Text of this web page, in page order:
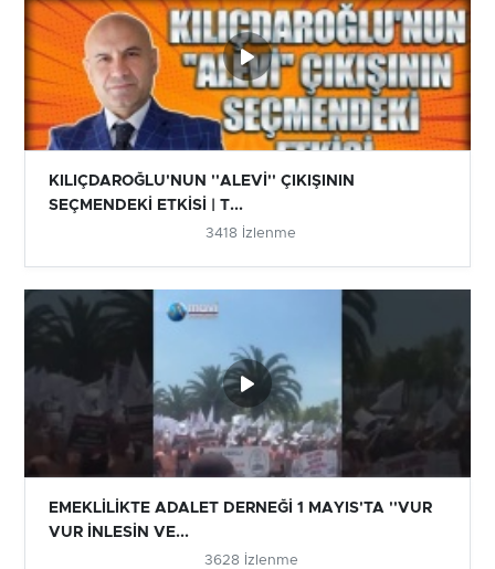
KILIÇDAROĞLU'NUN ''ALEVİ'' ÇIKIŞININ
SEÇMENDEKİ ETKİSİ | T...
3418 İzlenme
EMEKLİLİKTE ADALET DERNEĞİ 1 MAYIS'TA ''VUR
VUR İNLESİN VE...
3628 İzlenme